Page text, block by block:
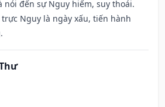
nói đến sự Nguy hiểm, suy thoái.
Nguy là ngày xấu, tiến hành